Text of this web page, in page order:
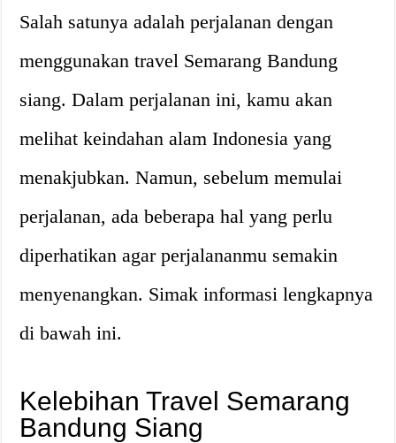
Salah satunya adalah perjalanan dengan
menggunakan travel Semarang Bandung
siang. Dalam perjalanan ini, kamu akan
melihat keindahan alam Indonesia yang
menakjubkan. Namun, sebelum memulai
perjalanan, ada beberapa hal yang perlu
diperhatikan agar perjalananmu semakin
menyenangkan. Simak informasi lengkapnya
di bawah ini.
Kelebihan Travel Semarang
Bandung Siang